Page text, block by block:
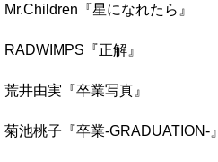
Mr.Children『星になれたら』
RADWIMPS『正解』
荒井由実『卒業写真』
菊池桃子『卒業-GRADUATION-』